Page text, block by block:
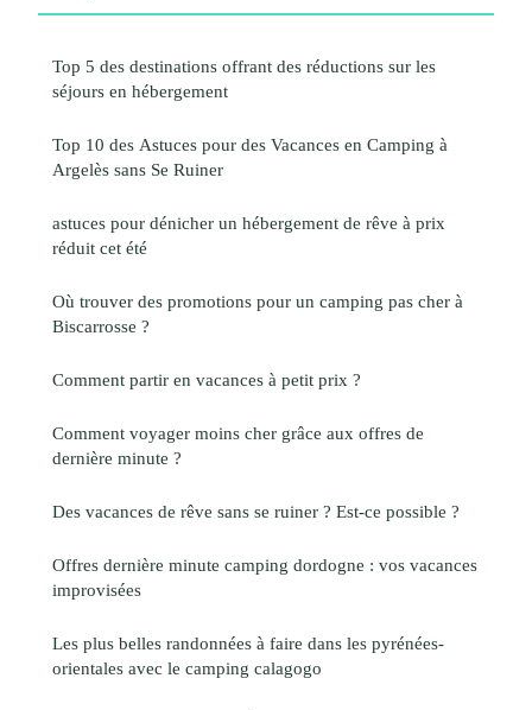
Top 5 des destinations offrant des réductions sur les
séjours en hébergement
Top 10 des Astuces pour des Vacances en Camping à
Argelès sans Se Ruiner
astuces pour dénicher un hébergement de rêve à prix
réduit cet été
Où trouver des promotions pour un camping pas cher à
Biscarrosse ?
Comment partir en vacances à petit prix ?
Comment voyager moins cher grâce aux offres de
dernière minute ?
Des vacances de rêve sans se ruiner ? Est-ce possible ?
Offres dernière minute camping dordogne : vos vacances
improvisées
Les plus belles randonnées à faire dans les pyrénées-
orientales avec le camping calagogo